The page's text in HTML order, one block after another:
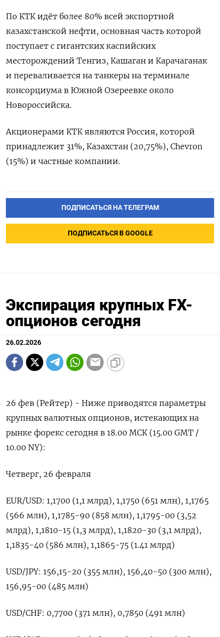
По КТК идёт более 80% всей экспортной
казахстанской нефти, основная часть которой
поступает с гигантских каспийских ​
месторождений Тенгиз, ⁠Кашаган и Карачаганак
и переваливается на танкеры на ‌терминале
консорциума в Южной ‌Озереевке около
Новороссийска.
Акционерами КТК являются Россия, ​которой
принадлежит 31%, Казахстан (20,75%), ‌Chevron
(15%) и частные компании.
ПОДПИСАТЬСЯ НА ТЕЛЕГРАМ
ПОДПИСАТЬСЯ В GOOGLE
Экспирация крупных FX-
опционов сегодня
26.02.2026
26 фев (Рейтер) - Ниже приводятся параметры
крупных валютных опционов, истекающих на
‌рынке форекс сегодня в 18.00 МСК (15.00 GMT /
10.00 NY):
Четверг, ​26 ​февраля
EUR/USD: ​1,1700 (1,1 млрд), ⁠1,1750 (651 млн), ‌1,1765
(566 млн), 1,1785-90 (858 млн), ‌1,1795-00 (3,52
млрд), 1,1810-15 (1,3 млрд), 1,1820-30 (3,1 млрд), ​
1,1835-40 (586 млн), ‌1,1865-75 (1.41 млрд)
USD/JPY: 156,15-20 (355 ​млн), 156,40-50 (300 млн),
156,95-00 (485 ‌млн)
USD/CHF: 0,7700 (371 млн), 0,7850 (491 млн)